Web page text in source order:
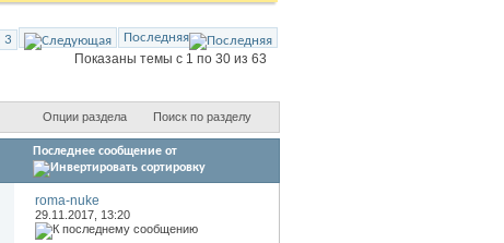
3 Последняя
Показаны темы с 1 по 30 из 63
Опции раздела Поиск по разделу
Последнее сообщение от
roma-nuke
29.11.2017, 13:20